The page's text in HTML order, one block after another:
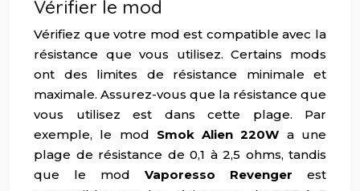
Vérifier le mod
Vérifiez que votre mod est compatible avec la
résistance que vous utilisez. Certains mods
ont des limites de résistance minimale et
maximale. Assurez-vous que la résistance que
vous utilisez est dans cette plage. Par
exemple, le mod Smok Alien 220W a une
plage de résistance de 0,1 à 2,5 ohms, tandis
que le mod Vaporesso Revenger est